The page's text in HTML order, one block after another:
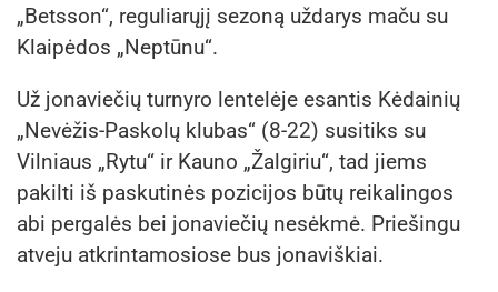
„Betsson“, reguliarųjį sezoną uždarys maču su
Klaipėdos „Neptūnu“.
Už jonaviečių turnyro lentelėje esantis Kėdainių
„Nevėžis-Paskolų klubas“ (8-22) susitiks su
Vilniaus „Rytu“ ir Kauno „Žalgiriu“, tad jiems
pakilti iš paskutinės pozicijos būtų reikalingos
abi pergalės bei jonaviečių nesėkmė. Priešingu
atveju atkrintamosiose bus jonaviškiai.